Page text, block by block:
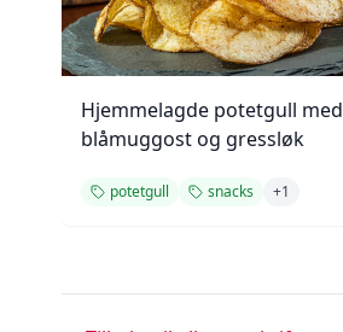
Hjemmelagde potetgull med
blåmuggost og gressløk
potetgull snacks +1